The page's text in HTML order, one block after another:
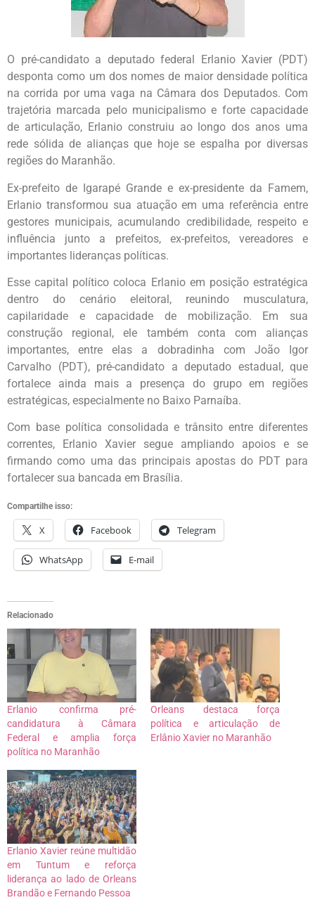
O pré-candidato a deputado federal Erlanio Xavier (PDT)
desponta como um dos nomes de maior densidade política
na corrida por uma vaga na Câmara dos Deputados. Com
trajetória marcada pelo municipalismo e forte capacidade
de articulação, Erlanio construiu ao longo dos anos uma
rede sólida de alianças que hoje se espalha por diversas
regiões do Maranhão.
Ex-prefeito de Igarapé Grande e ex-presidente da Famem,
Erlanio transformou sua atuação em uma referência entre
gestores municipais, acumulando credibilidade, respeito e
influência junto a prefeitos, ex-prefeitos, vereadores e
importantes lideranças políticas.
Esse capital político coloca Erlanio em posição estratégica
dentro do cenário eleitoral, reunindo musculatura,
capilaridade e capacidade de mobilização. Em sua
construção regional, ele também conta com alianças
importantes, entre elas a dobradinha com João Igor
Carvalho (PDT), pré-candidato a deputado estadual, que
fortalece ainda mais a presença do grupo em regiões
estratégicas, especialmente no Baixo Parnaíba.
Com base política consolidada e trânsito entre diferentes
correntes, Erlanio Xavier segue ampliando apoios e se
firmando como uma das principais apostas do PDT para
fortalecer sua bancada em Brasília.
Compartilhe isso:
X Facebook Telegram
WhatsApp E-mail
Relacionado
Erlanio confirma pré-
candidatura à Câmara
Federal e amplia força
política no Maranhão
Orleans destaca força
política e articulação de
Erlânio Xavier no Maranhão
Erlanio Xavier reúne multidão
em Tuntum e reforça
liderança ao lado de Orleans
Brandão e Fernando Pessoa